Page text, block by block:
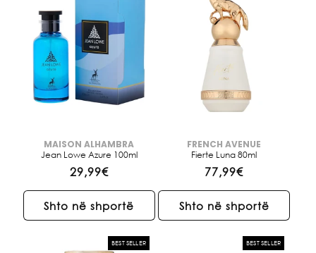
Brendi:
MAISON ALHAMBRA
Jean Lowe Azure 100ml
Çmimi
i
rregullt
29,99€
Shto në shportë
Brendi:
FRENCH AVENUE
Fierte Luna 80ml
Çmimi
i
rregullt
77,99€
Shto në shportë
BEST SELLER BEST SELLER